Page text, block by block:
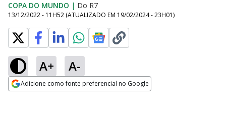
COPA DO MUNDO | Do R7
13/12/2022 - 11H52 (ATUALIZADO EM 19/02/2024 - 23H01)
A+ A-
Adicione como fonte preferencial no Google